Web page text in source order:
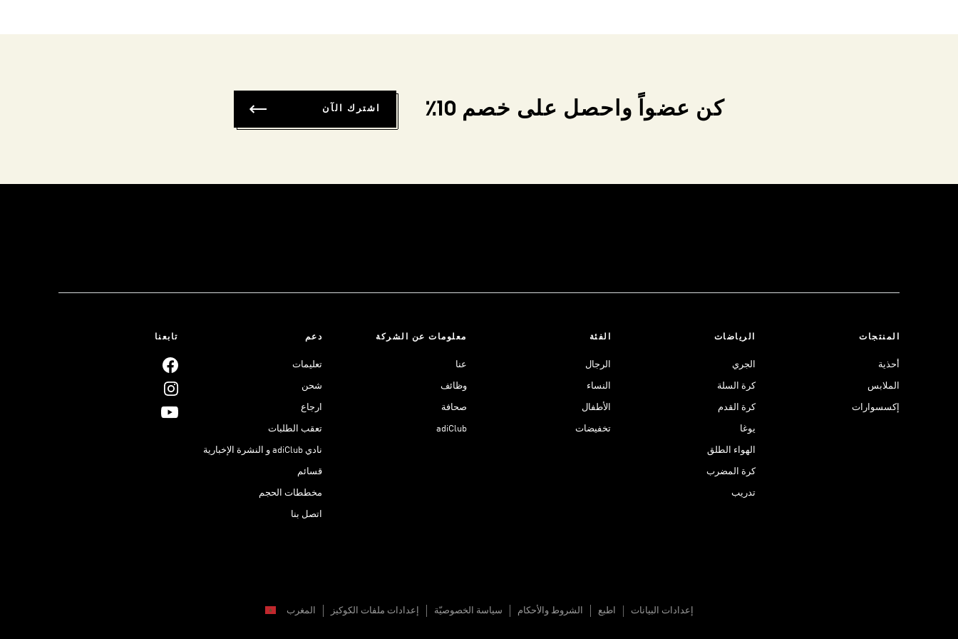
كن عضواً واحصل على خصم 10٪ اشترك الآن
المنتجات
أحذية
الملابس
إكسسوارات
الرياضات
الجري
كرة السلة
كرة القدم
يوغا
الهواء الطلق
كرة المضرب
تدريب
الفئة
الرجال
النساء
الأطفال
تخفيضات
معلومات عن الشركة
عنا
وظائف
صحافة
adiClub
دعم
تعليمات
شحن
ارجاع
تعقب الطلبات
نادي adiClub و النشرة الإخبارية
قسائم
مخططات الحجم
اتصل بنا
تابعنا
إعدادات البيانات المغرب إعدادات ملفات الكوكيز سياسة الخصوصيّة الشروط والأحكام اطبع